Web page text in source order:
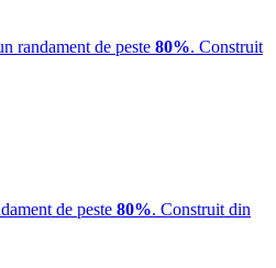
randament de peste 80%. Construit
de peste 80%. Construit din